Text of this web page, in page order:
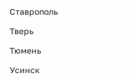
Ставрополь
Тверь
Тюмень
Усинск